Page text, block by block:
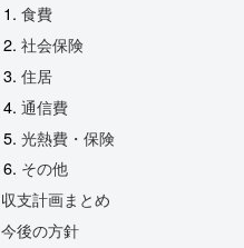
食費
社会保険
住居
通信費
光熱費・保険
その他
収支計画まとめ
今後の方針